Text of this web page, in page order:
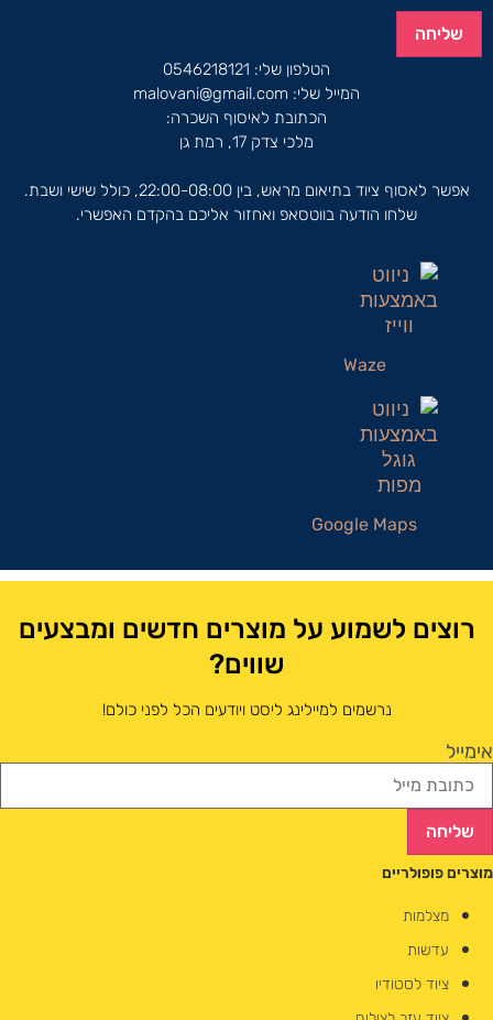
שליחה
הטלפון שלי: 0546218121
המייל שלי: malovani@gmail.com
הכתובת לאיסוף השכרה:
מלכי צדק 17, רמת גן
אפשר לאסוף ציוד בתיאום מראש, בין 22:00-08:00, כולל שישי ושבת.
שלחו הודעה בווטסאפ ואחזור אליכם בהקדם האפשרי.
Waze
Google Maps
רוצים לשמוע על מוצרים חדשים ומבצעים
שווים?
נרשמים למיילינג ליסט ויודעים הכל לפני כולם!
אימייל
שליחה
מוצרים פופולריים
מצלמות
עדשות
ציוד לסטודיו